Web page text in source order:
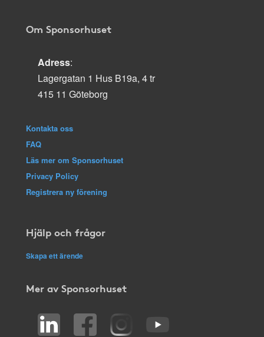
Om Sponsorhuset
Adress:
Lagergatan 1 Hus B19a, 4 tr
415 11 Göteborg
Kontakta oss
FAQ
Läs mer om Sponsorhuset
Privacy Policy
Registrera ny förening
Hjälp och frågor
Skapa ett ärende
Mer av Sponsorhuset